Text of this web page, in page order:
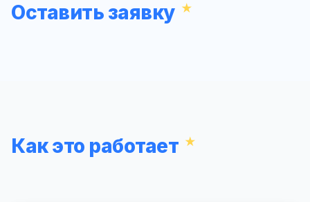
Оставить заявку
Как это работает